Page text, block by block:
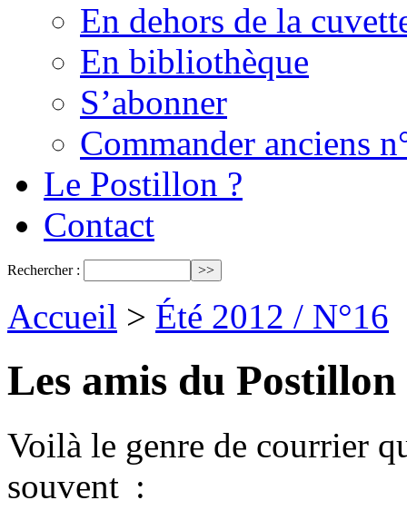
En dehors de la
En bibliothèque
S’abonner
Commander anciens
Le Postillon ?
Contact
Rechercher :
Accueil > Été 2012 / N°16
Les amis du Postillon
Voilà le genre de courrier
souvent :